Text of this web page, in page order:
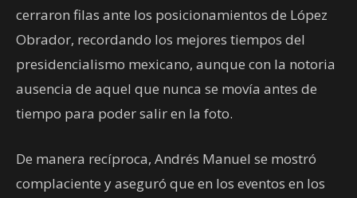
cerraron filas ante los posicionamientos de López
Obrador, recordando los mejores tiempos del
presidencialismo mexicano, aunque con la notoria
ausencia de aquel que nunca se movía antes de
tiempo para poder salir en la foto.
De manera recíproca, Andrés Manuel se mostró
complaciente y aseguró que en los eventos en los